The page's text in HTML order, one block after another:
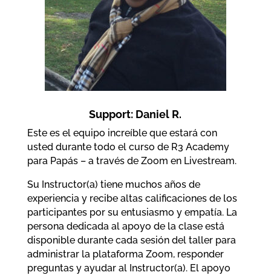
Support: Daniel R.
Este es el equipo increíble que estará con
usted durante todo el curso de R3 Academy
para Papás – a través de Zoom en Livestream.
Su Instructor(a) tiene muchos años de
experiencia y recibe altas calificaciones de los
participantes por su entusiasmo y empatía. La
persona dedicada al apoyo de la clase está
disponible durante cada sesión del taller para
administrar la plataforma Zoom, responder
preguntas y ayudar al Instructor(a). El apoyo